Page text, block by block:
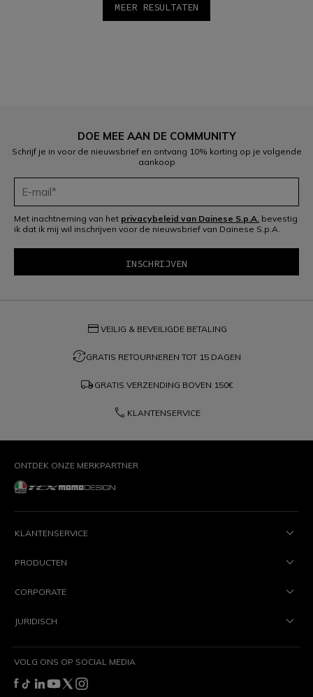
MEER RESULTATEN
DOE MEE AAN DE COMMUNITY
Schrijf je in voor de nieuwsbrief en ontvang 10% korting op je volgende
aankoop
Met inachtneming van het privacybeleid van Dainese S.p.A. bevestig
ik dat ik mij wil inschrijven voor de nieuwsbrief van Dainese S.p.A.
credit_card VEILIG & BEVEILIGDE BETALING
question_exchangeGRATIS RETOURNEREN TOT 15 DAGEN
local_shipping GRATIS VERZENDING BOVEN 150€
phone KLANTENSERVICE
ONTDEK ONZE MERKPARTNER
KLANTENSERVICE
PRODUCTEN
CORPORATE
JURIDISCH
VOLG ONS OP SOCIAL MEDIA